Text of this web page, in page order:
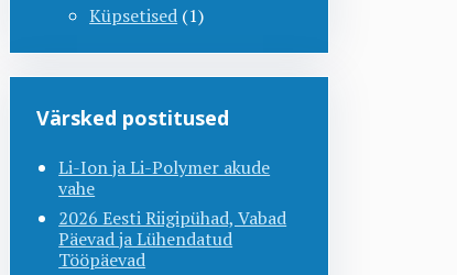
Küpsetised (1)
Värsked postitused
Li-Ion ja Li-Polymer akude
vahe
2026 Eesti Riigipühad, Vabad
Päevad ja Lühendatud
Tööpäevad